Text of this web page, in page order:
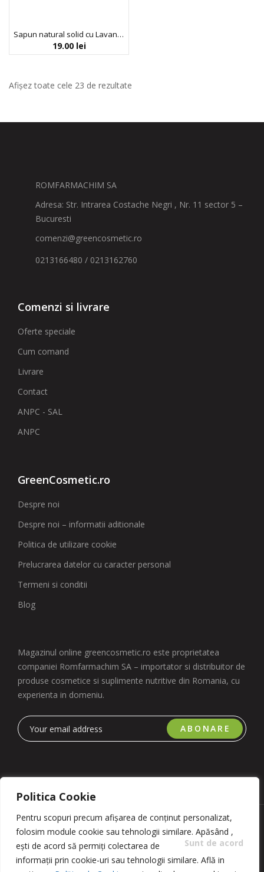
Politica Cookie
Pentru scopuri precum afișarea de conținut personalizat,
folosim module cookie sau tehnologii similare. Apăsând
Sunt de acord
,
ești de acord să permiți colectarea de
informații prin cookie-uri sau tehnologii similare. Află in
Sapun natural solid cu Lavanda, Faith in Nature, 100 gr
19.00 lei
Afișez toate cele 23 de rezultate
ROMFARMACHIM SA
Adresa: Str. Intrarea Costache Negri , Nr. 11 sector 5 –
Bucuresti
comenzi@greencosmetic.ro
0213166480 / 0213162760
Comenzi si livrare
Oferte speciale
Cum comand
Livrare
Contact
ANPC - SAL
ANPC
GreenCosmetic.ro
Despre noi
Despre noi – informatii aditionale
Politica de utilizare cookie
Prelucrarea datelor cu caracter personal
Termeni si conditii
Blog
Magazinul online greencosmetic.ro este proprietatea
companiei Romfarmachim SA – importator si distribuitor de
produse cosmetice si suplimente nutritive din Romania, cu
experienta in domeniu.
ABONARE
Copyright 2023 © Romfarmachim SA. Realizat de Simplio
Software